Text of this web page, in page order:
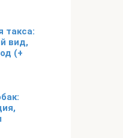
такса:
вид,
(+